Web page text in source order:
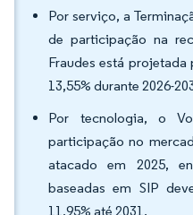
Por serviço, a
de participação na
Fraudes está projetada
13,55% durante 2026-
Por tecnologia, o
participação no
atacado em 2025,
baseadas em SIP
11,95% até 2031.